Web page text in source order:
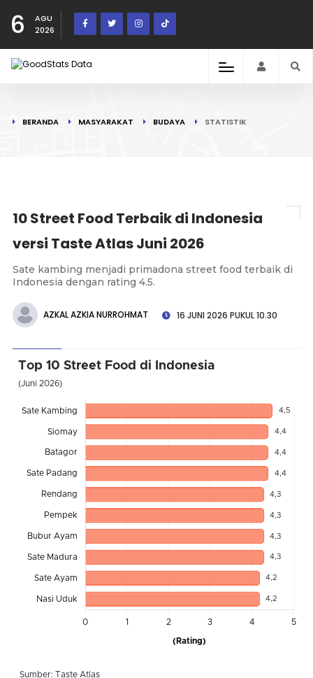
6
AGU
2026
BERANDA MASYARAKAT BUDAYA STATISTIK
10 Street Food Terbaik di Indonesia
versi Taste Atlas Juni 2026
Sate kambing menjadi primadona street food terbaik di
Indonesia dengan rating 4.5.
AZKAL AZKIA NURROHMAT 16 JUNI 2026 PUKUL 10.30
Top 10 Street Food di Indonesia
(Juni 2026)